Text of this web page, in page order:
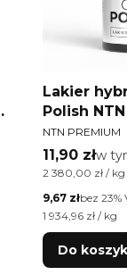
Lakier
Polish
Collection
Free 5g
PRODUCENT
NTN PREMIUM
Cena
11,90 złw
w
Cena
2 380,00 zł / kg
Cena netto
9,67 złbez 23%
Cena
1 934,96 zł / kg
Do